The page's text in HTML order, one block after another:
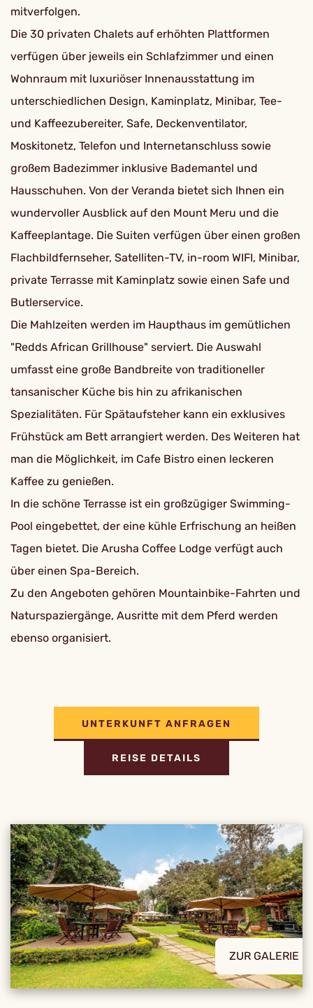
mitverfolgen.
Die 30 privaten Chalets auf erhöhten Plattformen
verfügen über jeweils ein Schlafzimmer und einen
Wohnraum mit luxuriöser Innenausstattung im
unterschiedlichen Design, Kaminplatz, Minibar, Tee-
und Kaffeezubereiter, Safe, Deckenventilator,
Moskitonetz, Telefon und Internetanschluss sowie
großem Badezimmer inklusive Bademantel und
Hausschuhen. Von der Veranda bietet sich Ihnen ein
wundervoller Ausblick auf den Mount Meru und die
Kaffeeplantage. Die Suiten verfügen über einen großen
Flachbildfernseher, Satelliten-TV, in-room WIFI, Minibar,
private Terrasse mit Kaminplatz sowie einen Safe und
Butlerservice.
Die Mahlzeiten werden im Haupthaus im gemütlichen
"Redds African Grillhouse" serviert. Die Auswahl
umfasst eine große Bandbreite von traditioneller
tansanischer Küche bis hin zu afrikanischen
Spezialitäten. Für Spätaufsteher kann ein exklusives
Frühstück am Bett arrangiert werden. Des Weiteren hat
man die Möglichkeit, im Cafe Bistro einen leckeren
Kaffee zu genießen.
In die schöne Terrasse ist ein großzügiger Swimming-
Pool eingebettet, der eine kühle Erfrischung an heißen
Tagen bietet. Die Arusha Coffee Lodge verfügt auch
über einen Spa-Bereich.
Zu den Angeboten gehören Mountainbike-Fahrten und
Naturspaziergänge, Ausritte mit dem Pferd werden
ebenso organisiert.
UNTERKUNFT ANFRAGEN
REISE DETAILS
ZUR GALERIE